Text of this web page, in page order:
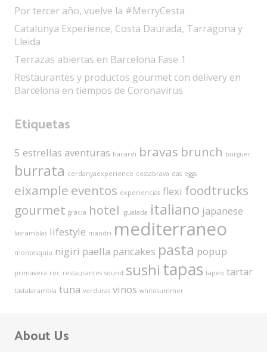
Por tercer año, vuelve la #MerryCesta
Catalunya Experience, Costa Daurada, Tarragona y
Lleida
Terrazas abiertas en Barcelona Fase 1
Restaurantes y productos gourmet con delivery en
Barcelona en tiempos de Coronavirus
Etiquetas
5 estrellas aventuras bacardi bravas brunch burguer
burrata cerdanyaexperience costabrava das eggs
eixample eventos experiencias flexi foodtrucks
gourmet gràcia hotel igualada italiano japanese
lasramblas lifestyle mandri mediterraneo
montesquiu nigiri paella pancakes pasta popup
primavera rec restaurantes sound sushi tapas tapeo tartar
tastalarambla tuna verduras vinos whitesummer
About Us